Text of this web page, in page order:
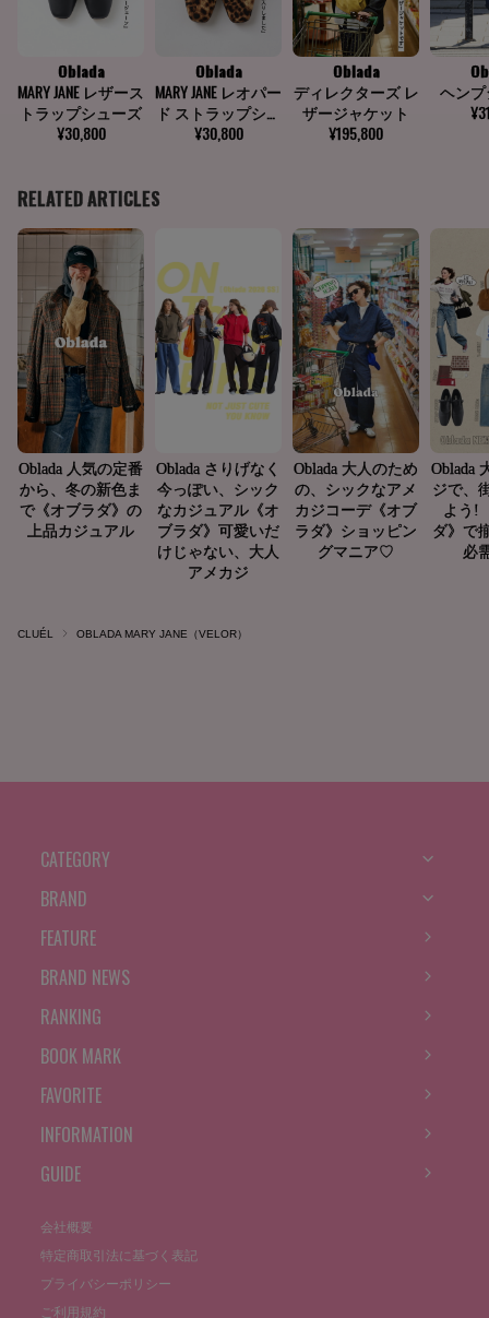
CLUÉL OBLADA MARY JANE（VELOR）
CATEGORY
BRAND
FEATURE
BRAND NEWS
RANKING
BOOK MARK
FAVORITE
INFORMATION
GUIDE
会社概要
特定商取引法に基づく表記
プライバシーポリシー
ご利用規約